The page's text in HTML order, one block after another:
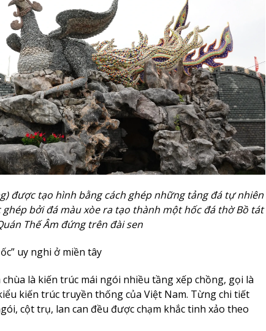
được tạo hình bằng cách ghép những tảng đá tự nhiên
bởi đá màu xòe ra tạo thành một hốc đá thờ Bồ tát
Thế Âm đứng trên đài sen
uy nghi ở miền tây
là kiến trúc mái ngói nhiều tầng xếp chồng, gọi là
kiến trúc truyền thống của Việt Nam. Từng chi tiết
cột trụ, lan can đều được chạm khắc tinh xảo theo